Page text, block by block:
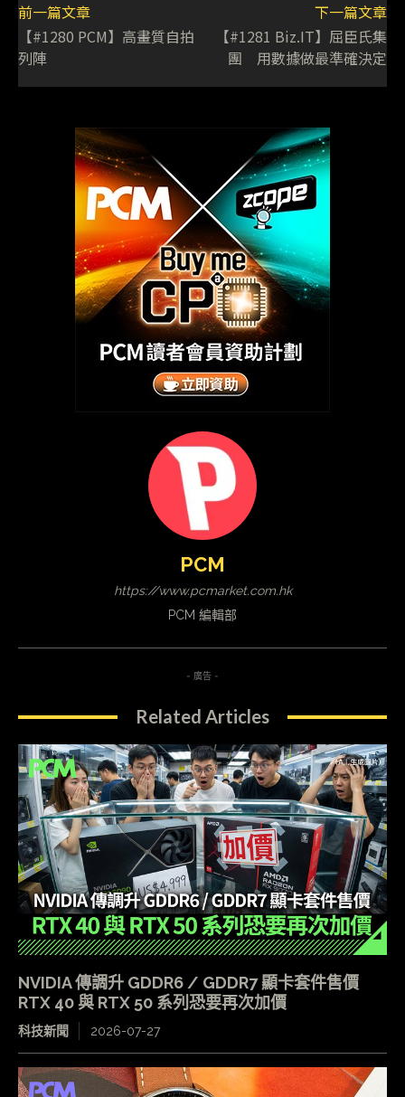
前一篇文章
【#1280 PCM】高畫質自拍
列陣
下一篇文章
【#1281 Biz.IT】屈臣氏集
團 用數據做最準確決定
PCM
https://www.pcmarket.com.hk
PCM 編輯部
- 廣告 -
Related Articles
NVIDIA 傳調升 GDDR6 / GDDR7 顯卡套件售價
RTX 40 與 RTX 50 系列恐要再次加價
科技新聞 2026-07-27